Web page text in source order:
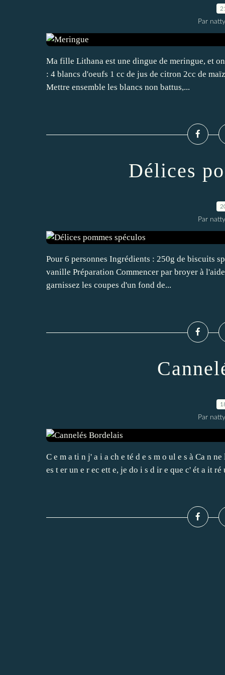
Par
Ma fille Lithana est une dingue de meringue, et
: 4 blancs d'oeufs 1 cc de jus de citron 2cc de
Mettre ensemble les blancs non battus,...
Délices
Par
Pour 6 personnes Ingrédients : 250g de biscuits
vanille Préparation Commencer par broyer à
garnissez les coupes d'un fond de...
Par
C e m a ti n j' a i a ch e té d e s m o ul e s à Ca n
es t er un e r ec ett e, je do i s d ir e que c' ét a it